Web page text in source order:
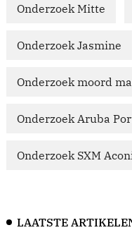
Onderzoek Mitte
Onderzoek Jasmine
Onderzoek moord
Onderzoek Aruba
Onderzoek SXM
LAATSTE